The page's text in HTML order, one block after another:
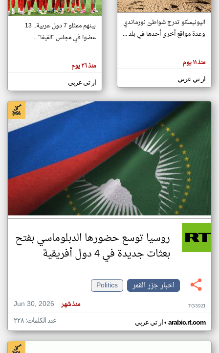
تغيير الدولة
اخبار جزر القمر على مدار الساعة
أهم اخبار جزر القمر العاجلة والمباشرة
هنا عن
وجهة
كاتبيها.
اليونيسكو تدرج شواطئ نورماندي
وعدة مواقع أخرى أحدها في بلد ...
منذ ١١ يوم
ار تي عربي
بينهم ممثلو 7 دول عربية.. 13
عضوا في مجلس "الفيفا" ...
منذ ٢٦ يوم
ار تي عربي
روسيا توسع حضورها الدبلوماسي بفتح
بعثات جديدة في 4 دول أفريقية
اخبار جزر القمر
Politics
Jun 30, 2026
منذ شهر TG39ZI
ار تي عربي• arabic.rt.com عدد الكلمات: ٢٢٨
klyoum.com